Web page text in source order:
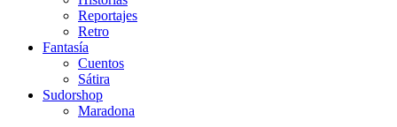
Reportajes
Retro
Fantasía
Cuentos
Sátira
Sudorshop
Maradona